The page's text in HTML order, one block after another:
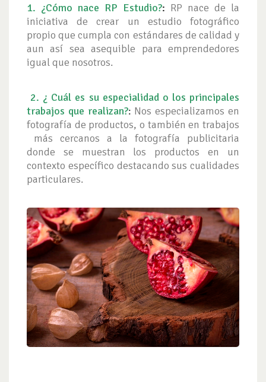
1. ¿Cómo nace RP Estudio?: RP nace de la
iniciativa de crear un estudio fotográfico
propio que cumpla con estándares de calidad y
aun así sea asequible para emprendedores
igual que nosotros.
2. ¿ Cuál es su especialidad o los principales
trabajos que realizan?: Nos especializamos en
fotografía de productos, o también en trabajos
más cercanos a la fotografía publicitaria
donde se muestran los productos en un
contexto específico destacando sus cualidades
particulares.